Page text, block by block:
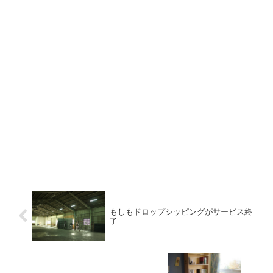
もしもドロップシッピングがサービス終
了